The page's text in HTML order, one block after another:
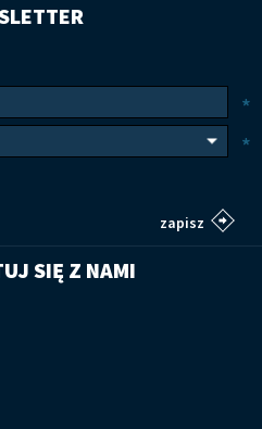
*
*
SIĘ Z NAMI